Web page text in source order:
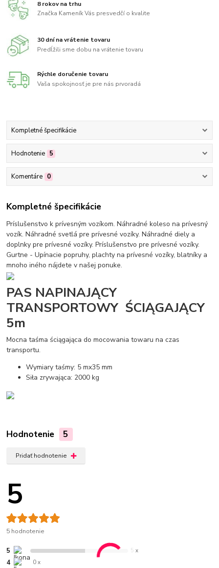
8 rokov na trhu
Značka Kameník Vás presvedčí o kvalite
30 dní na vrátenie tovaru
Predĺžili sme dobu na vrátenie tovaru
Rýchle doručenie tovaru
Vaša spokojnosť je pre nás prvoradá
Kompletné špecifikácie
Hodnotenie 5
Komentáre 0
Kompletné špecifikácie
Príslušenstvo k prívesným vozíkom. Náhradné koleso na prívesný
vozík. Náhradné svetlá pre prívesné vozíky. Náhradné diely a
doplnky pre prívesné vozíky. Príslušenstvo pre prívesné vozíky.
Gurtne - Upínacie popruhy, plachty na prívesné vozíky, blatníky a
mnoho iného nájdete v našej ponuke.
PAS NAPINAJĄCY
TRANSPORTOWY ŚCIĄGAJĄCY
5m
Mocna taśma ściągająca do mocowania towaru na czas
transportu.
Wymiary taśmy: 5 mx35 mm
Siła zrywająca: 2000 kg
Hodnotenie 5
Pridať hodnotenie
5
5 hodnotenie
5 5 x
4 0 x